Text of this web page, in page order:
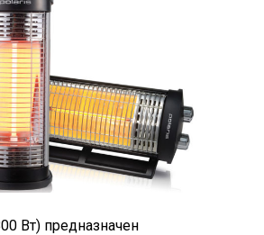
Вт) предназначен